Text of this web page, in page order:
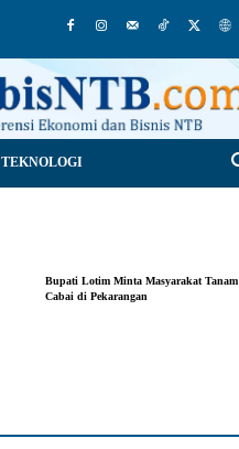
TEKNOLOGI
Bupati Lotim Minta Masyarakat Tanam
Cabai di Pekarangan